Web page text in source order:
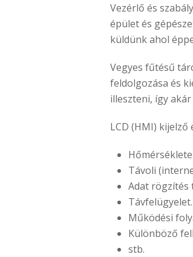
Vezérlő és
épület és
küldünk ahol
Vegyes fűtésű
feldolgozása és
illeszteni, így
LCD (HMI)
Távoli
Adat rögzítés
Távfelügyelet.
Működési
Különböző
stb.